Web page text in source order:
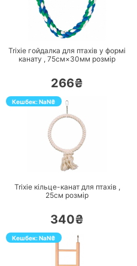
ПЕРЕЙТИ
Trixie гойдалка для птахів у формі
канату , 75см×30мм розмір
266₴
Кешбек:NaN₴
ПЕРЕЙТИ
Trixie кільце-канат для птахів ,
25см розмір
340₴
Кешбек:NaN₴